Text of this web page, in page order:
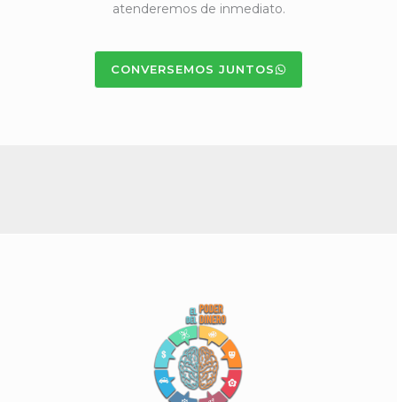
atenderemos de inmediato.
CONVERSEMOS JUNTOS